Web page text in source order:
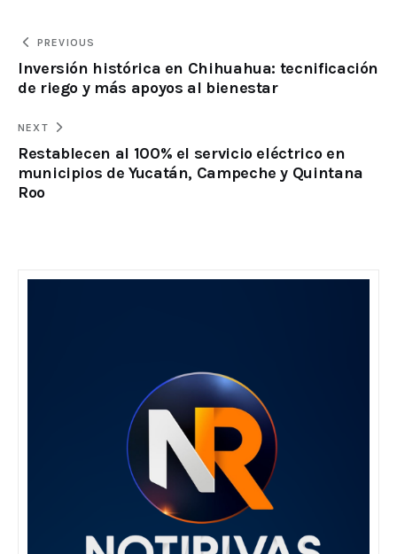
PREVIOUS
Inversión histórica en Chihuahua: tecnificación
de riego y más apoyos al bienestar
NEXT
Restablecen al 100% el servicio eléctrico en
municipios de Yucatán, Campeche y Quintana
Roo